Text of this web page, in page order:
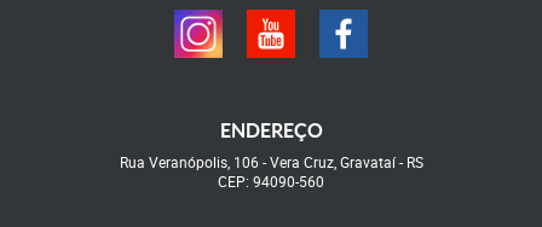
ENDEREÇO
Rua Veranópolis, 106 -Vera Cruz, Gravataí- RS
CEP: 94090-560